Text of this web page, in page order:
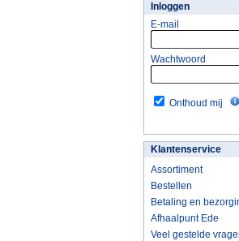
Inloggen
E-mail
Wachtwoord
Onthoud mij
Klantenservice
Assortiment
Bestellen
Betaling en
Afhaalpunt Ede
Veel gestelde